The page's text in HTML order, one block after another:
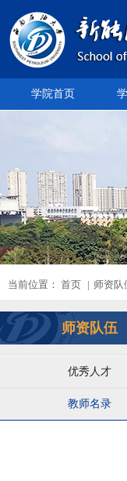
学院首页
当前位置： 首页 | 师资队
师资队伍
优秀人才
教师名录